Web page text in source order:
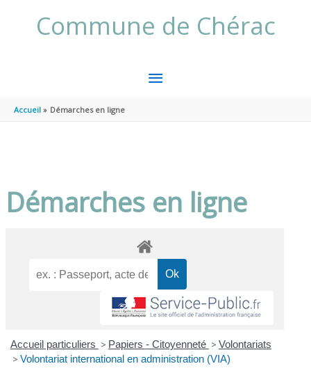
Commune de Chérac
MENU
Accueil Démarches en ligne
Démarches en ligne
Accueil particuliers > Papiers - Citoyenneté > Volontariats
> Volontariat international en administration (VIA)